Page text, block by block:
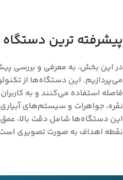
پیشرفته ترین
در این بخش، به معرفی و بررسی
می‌پردازیم. این دستگاه‌ها از
فاصله استفاده می‌کنند و به
نقره، جواهرات و سیستم‌های
این دستگاه‌ها شامل دقت بالا،
نقطه اهداف به صورت تصویری